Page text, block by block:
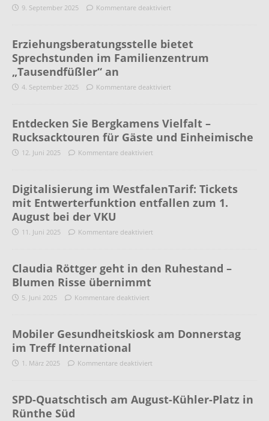
9. September 2025 Kommentare deaktiviert
Erziehungsberatungsstelle bietet
Sprechstunden im Familienzentrum
„Tausendfüßler“ an
4. September 2025 Kommentare deaktiviert
Entdecken Sie Bergkamens Vielfalt –
Rucksacktouren für Gäste und Einheimische
12. Juni 2025 Kommentare deaktiviert
Digitalisierung im WestfalenTarif: Tickets
mit Entwerterfunktion entfallen zum 1.
August bei der VKU
11. Juni 2025 Kommentare deaktiviert
Claudia Röttger geht in den Ruhestand –
Blumen Risse übernimmt
5. Juni 2025 Kommentare deaktiviert
Mobiler Gesundheitskiosk am Donnerstag
im Treff International
1. März 2025 Kommentare deaktiviert
SPD-Quatschtisch am August-Kühler-Platz in
Rünthe Süd